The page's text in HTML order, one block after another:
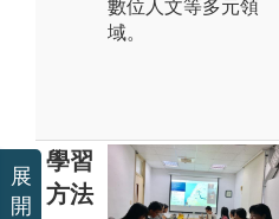
數位人文等多元領
域。
學習
方法
展
開